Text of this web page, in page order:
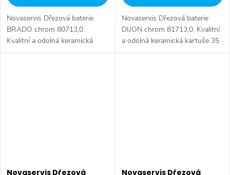
Novaservis Dřezová baterie
BRADO chrom 80713,0.
Kvalitní a odolná keramická
kartuše 35 mm s prodlouženou
Novaservis Dřezová baterie
DIJON chrom 81713,0. Kvalitní
a odolná keramická kartuše 35
mm s prodlouženou zárukou 5
Novaservis Dřezová
Novaservis Dřezová